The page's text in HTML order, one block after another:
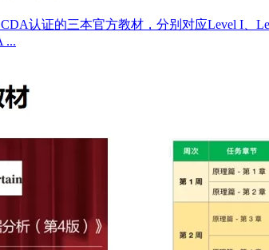
认证的三本官方教材，分别对应Level I
...